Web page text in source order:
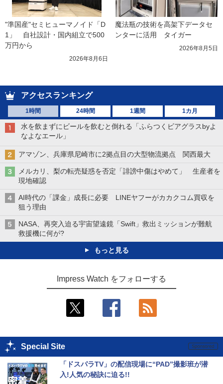
"準国産"セミヒューマノイド「D
1」　自社設計・国内組立で500
万円から
2026年8月6日
魔法瓶の技術を高架下データセ
ンターに活用　タイガー
2026年8月5日
アクセスランキング
1時間 24時間 1週間 1カ月
水を飲まずにビールを飲むと倒れる「ふらつくビアグラスbyよ
なよなエール」
アマゾン、兵庫県尼崎市に2拠点目の大型物流拠点 関西最大
メルカリ、梨の転売疑惑を否定「誹謗中傷はやめて」 生産者を
現地確認
AI時代の「課金」成長に必要 LINEヤフーがカカクコム買収を
狙う理由
NASA、再突入迫る宇宙望遠鏡「Swift」救出ミッションが難航
救援機に何が?
もっと見る
Impress Watch をフォローする
Special Site
「ドスパラTV」の配信現場に“PAD”撮影班が潜
入!人気の秘訣に迫る!!